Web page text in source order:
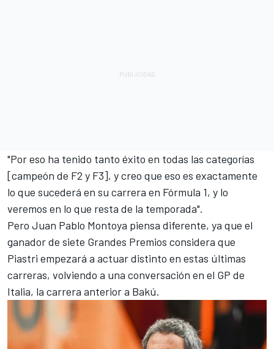
"Por eso ha tenido tanto éxito en todas las categorías
[campeón de F2 y F3], y creo que eso es exactamente
lo que sucederá en su carrera en Fórmula 1, y lo
veremos en lo que resta de la temporada".
Pero Juan Pablo Montoya piensa diferente, ya que el
ganador de siete Grandes Premios considera que
Piastri empezará a actuar distinto en estas últimas
carreras, volviendo a una conversación en el GP de
Italia, la carrera anterior a Bakú.